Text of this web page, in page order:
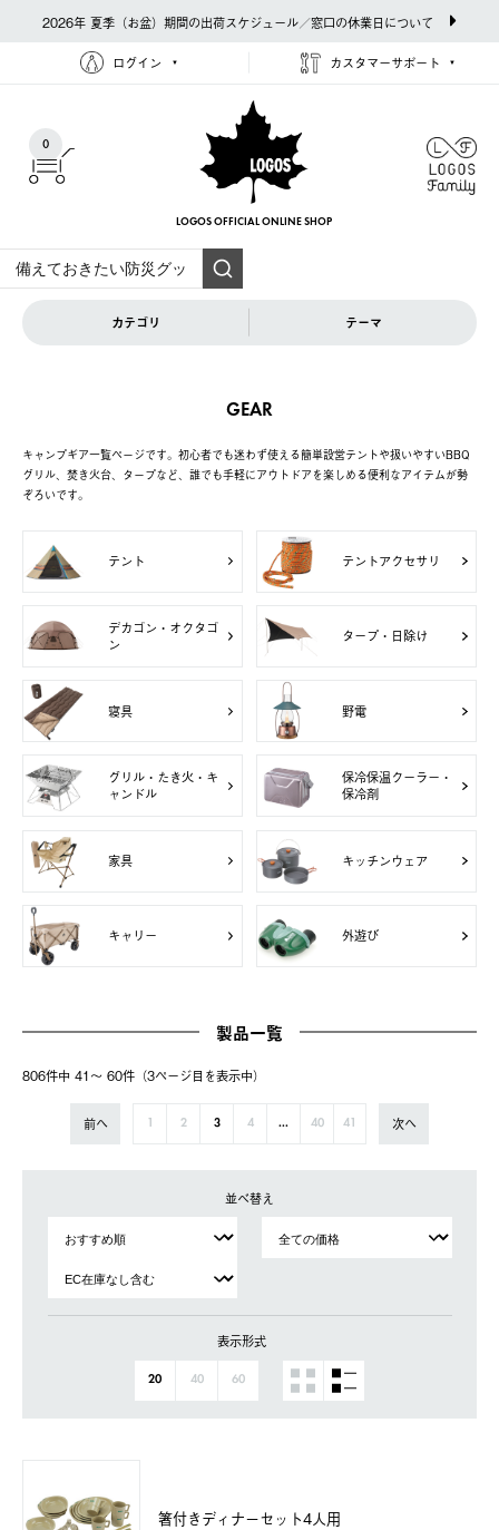
2026年 夏季（お盆）期間の出荷スケジュール／窓口の休業日について
ログイン カスタマーサポート
0
LOGOS OFFICIAL ONLINE SHOP
カテゴリ テーマ
GEAR
キャンプギア一覧ページです。初心者でも迷わず使える簡単設営テントや扱いやすいBBQ
グリル、焚き火台、タープなど、誰でも手軽にアウトドアを楽しめる便利なアイテムが勢
ぞろいです。
テント テントアクセサリ
デカゴン・オクタゴ
ン
タープ・日除け
寝具 野電
グリル・たき火・キ
ャンドル
保冷保温クーラー・
保冷剤
家具 キッチンウェア
キャリー 外遊び
製品一覧
806件中 41〜 60件（3ページ⽬を表⽰中）
前へ 2 3 4 ... 40 41 次へ
並べ替え
表示形式
20 40 60
箸付きディナーセット4人用